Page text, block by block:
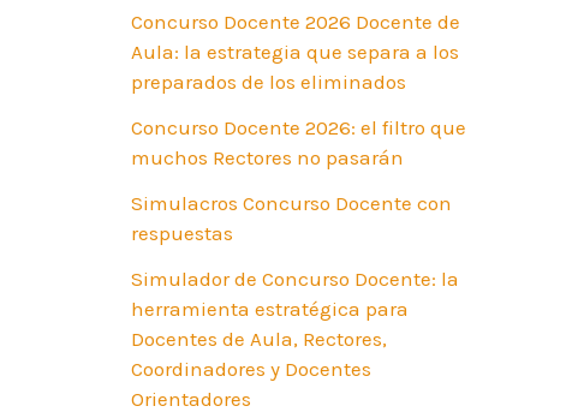
Concurso Docente 2026 Docente de
Aula: la estrategia que separa a los
preparados de los eliminados
Concurso Docente 2026: el filtro que
muchos Rectores no pasarán
Simulacros Concurso Docente con
respuestas
Simulador de Concurso Docente: la
herramienta estratégica para
Docentes de Aula, Rectores,
Coordinadores y Docentes
Orientadores